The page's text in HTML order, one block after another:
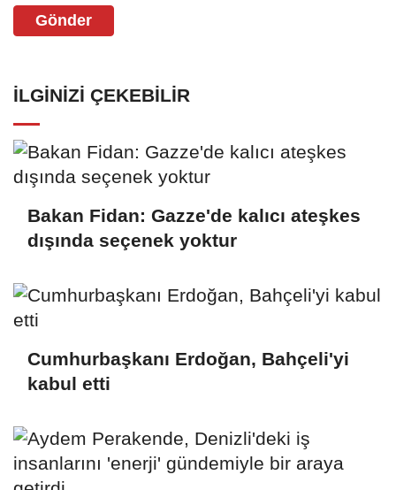
Gönder
İLGINIZI ÇEKEBILIR
Bakan Fidan: Gazze'de kalıcı ateşkes
dışında seçenek yoktur
Cumhurbaşkanı Erdoğan, Bahçeli'yi
kabul etti